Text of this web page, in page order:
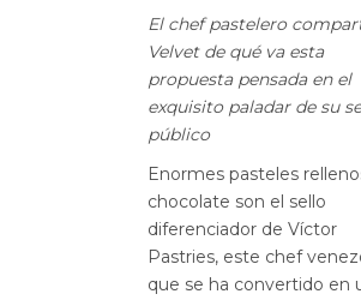
El chef pastelero
Velvet de qué va esta
propuesta pensada en el
exquisito paladar de su
público
Enormes pasteles
chocolate son el sello
diferenciador de Víctor
Pastries, este chef
que se ha convertido en